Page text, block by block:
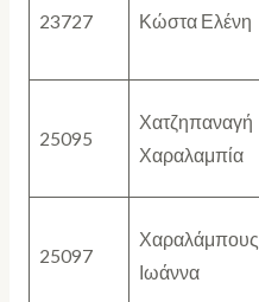
23727 Κώστα Ελένη
25095
Χατζηπαναγή
Χαραλαμπία
25097
Χαραλάμπους
Ιωάννα